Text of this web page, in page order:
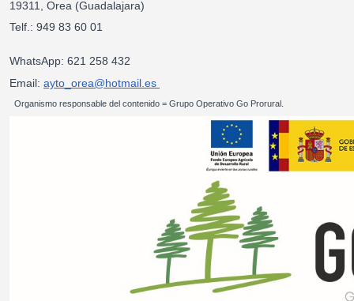
19311, Orea (Guadalajara)
Telf.: 949 83 60 01
WhatsApp: 621 258 432
Email: ayto_orea@hotmail.es
Organismo responsable del contenido = Grupo Operativo Go Prorural.